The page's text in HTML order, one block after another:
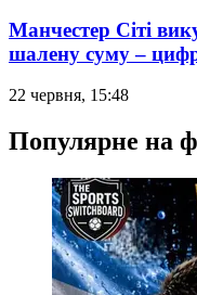
Манчестер Сіті
шалену суму –
22 червня, 15:48
Популярне на